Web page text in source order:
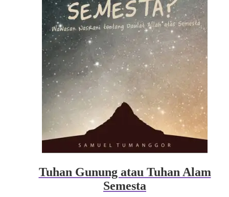
Tuhan Gunung atau Tuhan Alam
Semesta